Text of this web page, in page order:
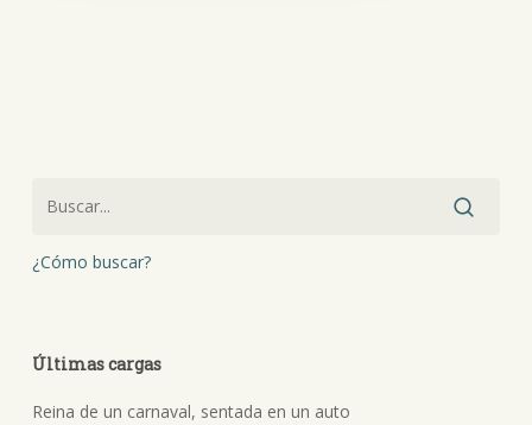
¿Cómo buscar?
Últimas cargas
Reina de un carnaval, sentada en un auto